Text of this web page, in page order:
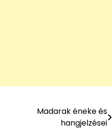
Madarak éneke és
hangjelzései